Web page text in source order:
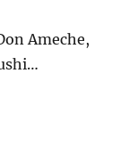
Ameche,